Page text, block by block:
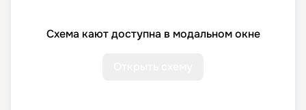
Схема кают доступна в модальном окне